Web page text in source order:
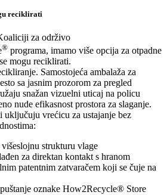
reciklirati
za održivo
® programa, imamo više opcija za otpadne
mogu reciklirati.
Samostojeća ambalaža za
sa jasnim prozorom za pregled
snažan vizuelni uticaj na policu
nude efikasnost prostora za slaganje.
uključuju vrećicu za ustajanje bez
strukturu vlage
za direktan kontakt s hranom
patentnim zatvaračem koji se čuje na
oznake How2Recycle® Store